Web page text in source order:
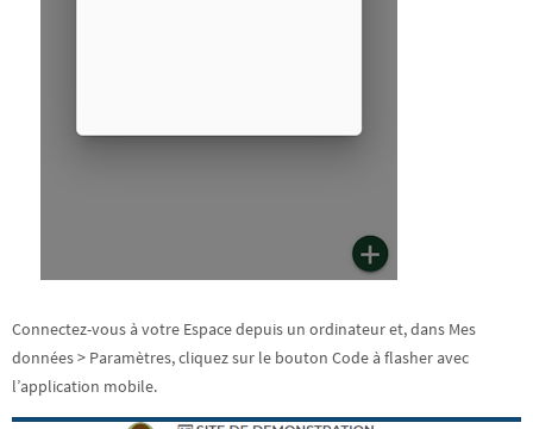
Connectez-vous à votre Espace depuis un ordinateur et, dans Mes
données > Paramètres, cliquez sur le bouton Code à flasher avec
l’application mobile.